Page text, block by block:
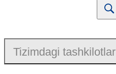
Tizimdagi tashkilotlar